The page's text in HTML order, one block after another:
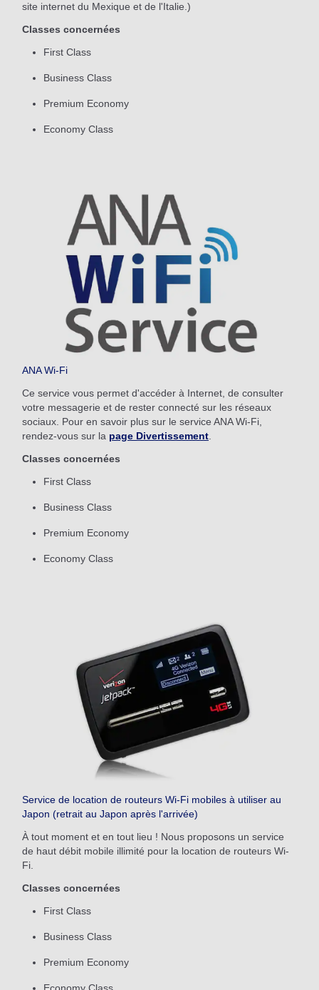
site internet du Mexique et de l'Italie.)
Classes concernées
First Class
Business Class
Premium Economy
Economy Class
ANA Wi-Fi
Ce service vous permet d'accéder à Internet, de consulter
votre messagerie et de rester connecté sur les réseaux
sociaux. Pour en savoir plus sur le service ANA Wi-Fi,
rendez-vous sur la page Divertissement
Classes concernées
First Class
Business Class
Premium Economy
Economy Class
Service de location de routeurs Wi-Fi mobiles à utiliser au
Japon (retrait au Japon après l'arrivée)
À tout moment et en tout lieu ! Nous proposons un service
de haut débit mobile illimité pour la location de routeurs Wi-
Fi.
Classes concernées
First Class
Business Class
Premium Economy